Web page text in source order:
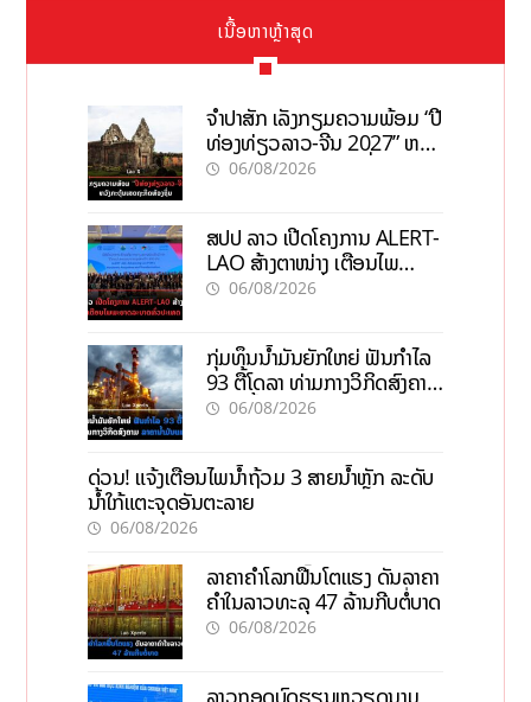
ເນື້ອຫາຫຼ້າສຸດ
ຈຳປາສັກ ເລັ່ງກຽມຄວາມພ້ອມ “ປີ
ທ່ອງທ່ຽວລາວ-ຈີນ 2027” ຫວັງ
ກະຕຸ້ນເສດຖະກິດທ້ອງຖິ່ນ
06/08/2026
ສປປ ລາວ ເປີດໂຄງການ ALERT-
LAO ສ້າງຕາໜ່າງ ເຕືອນໄພ
ພະຍາດລະບາດທົ່ວປະເທດ
06/08/2026
ກຸ່ມທຶນນ້ຳມັນຍັກໃຫຍ່ ຟັນກຳໄລ
93 ຕື້ໂດລາ ທ່າມກາງວິກິດສົງຄາມ
ລາຄານໍ້າມັນແພງ
06/08/2026
ດ່ວນ! ແຈ້ງເຕືອນໄພນໍ້າຖ້ວມ 3 ສາຍນໍ້າຫຼັກ ລະດັບ
ນໍ້າໃກ້ແຕະຈຸດອັນຕະລາຍ
06/08/2026
ລາຄາຄຳໂລກຟື້ນໂຕແຮງ ດັນລາຄາ
ຄຳໃນລາວທະລຸ 47 ລ້ານກີບຕໍ່ບາດ
06/08/2026
ລາວຖອດບົດຮຽນຫວຽດນາມ